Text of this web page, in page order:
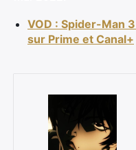
VOD : Spider-Man
sur Prime et Canal+